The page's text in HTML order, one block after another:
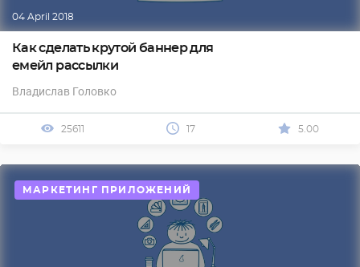
04 April 2018
Как сделать крутой баннер для
емейл рассылки
Владислав Головко
25611 17 5.00
МАРКЕТИНГ ПРИЛОЖЕНИЙ